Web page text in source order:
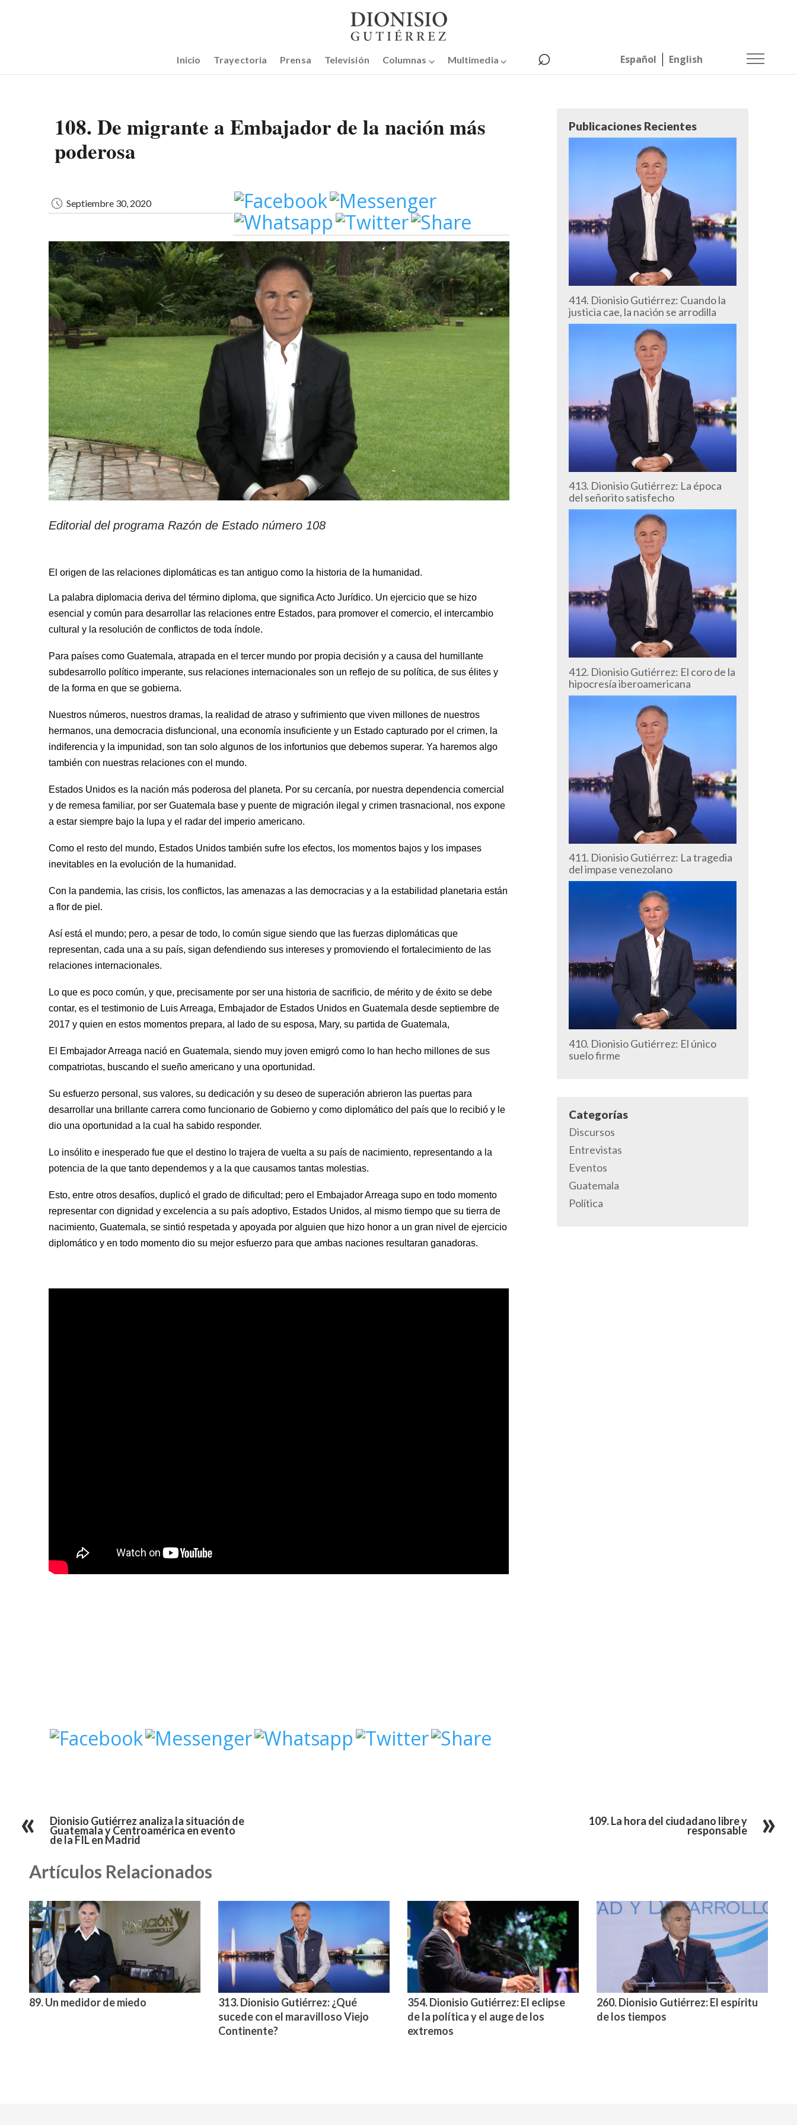
Inicio Trayectoria Prensa Televisión Columnas ⌵ Multimedia ⌵ ⌕ Español English
108. De migrante a Embajador de la nación más
poderosa
Septiembre 30, 2020
Editorial del programa Razón de Estado número 108
El origen de las relaciones diplomáticas es tan antiguo como la historia de la humanidad.
La palabra diplomacia deriva del término diploma, que significa Acto Jurídico. Un ejercicio que se hizo
esencial y común para desarrollar las relaciones entre Estados, para promover el comercio, el intercambio
cultural y la resolución de conflictos de toda índole.
Para países como Guatemala, atrapada en el tercer mundo por propia decisión y a causa del humillante
subdesarrollo político imperante, sus relaciones internacionales son un reflejo de su política, de sus élites y
de la forma en que se gobierna.
Nuestros números, nuestros dramas, la realidad de atraso y sufrimiento que viven millones de nuestros
hermanos, una democracia disfuncional, una economía insuficiente y un Estado capturado por el crimen, la
indiferencia y la impunidad, son tan solo algunos de los infortunios que debemos superar. Ya haremos algo
también con nuestras relaciones con el mundo.
Estados Unidos es la nación más poderosa del planeta. Por su cercanía, por nuestra dependencia comercial
y de remesa familiar, por ser Guatemala base y puente de migración ilegal y crimen trasnacional, nos expone
a estar siempre bajo la lupa y el radar del imperio americano.
Como el resto del mundo, Estados Unidos también sufre los efectos, los momentos bajos y los impases
inevitables en la evolución de la humanidad.
Con la pandemia, las crisis, los conflictos, las amenazas a las democracias y a la estabilidad planetaria están
a flor de piel.
Así está el mundo; pero, a pesar de todo, lo común sigue siendo que las fuerzas diplomáticas que
representan, cada una a su país, sigan defendiendo sus intereses y promoviendo el fortalecimiento de las
relaciones internacionales.
Lo que es poco común, y que, precisamente por ser una historia de sacrificio, de mérito y de éxito se debe
contar, es el testimonio de Luis Arreaga, Embajador de Estados Unidos en Guatemala desde septiembre de
2017 y quien en estos momentos prepara, al lado de su esposa, Mary, su partida de Guatemala,
El Embajador Arreaga nació en Guatemala, siendo muy joven emigró como lo han hecho millones de sus
compatriotas, buscando el sueño americano y una oportunidad.
Su esfuerzo personal, sus valores, su dedicación y su deseo de superación abrieron las puertas para
desarrollar una brillante carrera como funcionario de Gobierno y como diplomático del país que lo recibió y le
dio una oportunidad a la cual ha sabido responder.
Lo insólito e inesperado fue que el destino lo trajera de vuelta a su país de nacimiento, representando a la
potencia de la que tanto dependemos y a la que causamos tantas molestias.
Esto, entre otros desafíos, duplicó el grado de dificultad; pero el Embajador Arreaga supo en todo momento
representar con dignidad y excelencia a su país adoptivo, Estados Unidos, al mismo tiempo que su tierra de
nacimiento, Guatemala, se sintió respetada y apoyada por alguien que hizo honor a un gran nivel de ejercicio
diplomático y en todo momento dio su mejor esfuerzo para que ambas naciones resultaran ganadoras.
Publicaciones Recientes
414. Dionisio Gutiérrez: Cuando la
justicia cae, la nación se arrodilla
413. Dionisio Gutiérrez: La época
del señorito satisfecho
412. Dionisio Gutiérrez: El coro de la
hipocresía iberoamericana
411. Dionisio Gutiérrez: La tragedia
del impase venezolano
410. Dionisio Gutiérrez: El único
suelo firme
Categorías
Discursos
Entrevistas
Eventos
Guatemala
Política
Dionisio Gutiérrez analiza la situación de
Guatemala y Centroamérica en evento
de la FIL en Madrid
109. La hora del ciudadano libre y
responsable
Artículos Relacionados
89. Un medidor de miedo
313. Dionisio Gutiérrez: ¿Qué
sucede con el maravilloso Viejo
Continente?
354. Dionisio Gutiérrez: El eclipse
de la política y el auge de los
extremos
260. Dionisio Gutiérrez: El espíritu
de los tiempos